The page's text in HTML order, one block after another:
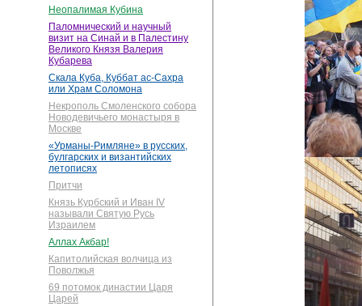
Неопалимая Кубина
Паломнический и научный
визит на Синай и в Палестину
Великого Князя Валерия
Кубарева
Скала Куба, Куббат ас-Сахра
или Храм Соломона
Некрополь Смоленского собора
Новодевичьего монастыря в
Москве
«Урманы-Римляне» в русских,
булгарских и византийских
летописях
Притчи
Князь Курбский и Иван IV
называли Святую Русь
Израилем
Аллах Акбар!
Капитолийская волчица из
Поволжья
69 потомок династии Царя
Царей